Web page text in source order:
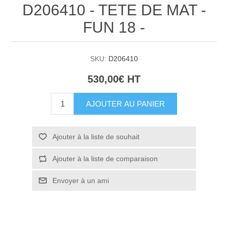
D206410 - TETE DE MAT -
FUN 18 -
SKU: D206410
530,00€ HT
AJOUTER AU PANIER
Ajouter à la liste de souhait
Ajouter à la liste de comparaison
Envoyer à un ami